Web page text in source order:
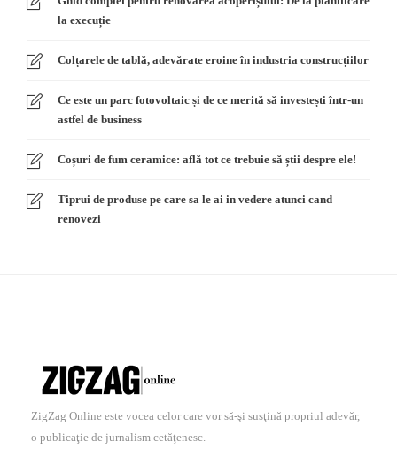
la execuție
Colțarele de tablă, adevărate eroine în industria construcțiilor
Ce este un parc fotovoltaic și de ce merită să investești într-un
astfel de business
Coșuri de fum ceramice: află tot ce trebuie să știi despre ele!
Tiprui de produse pe care sa le ai in vedere atunci cand
renovezi
ZigZag Online este vocea celor care vor să-şi susţină propriul adevăr,
o publicaţie de jurnalism cetăţenesc.